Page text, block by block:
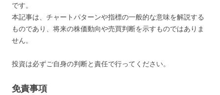
です。
本記事は、チャートパターンや指標の一般的な意味を解説する
ものであり、将来の株価動向や売買判断を示すものではありま
せん。
投資は必ずご自身の判断と責任で行ってください。
免責事項